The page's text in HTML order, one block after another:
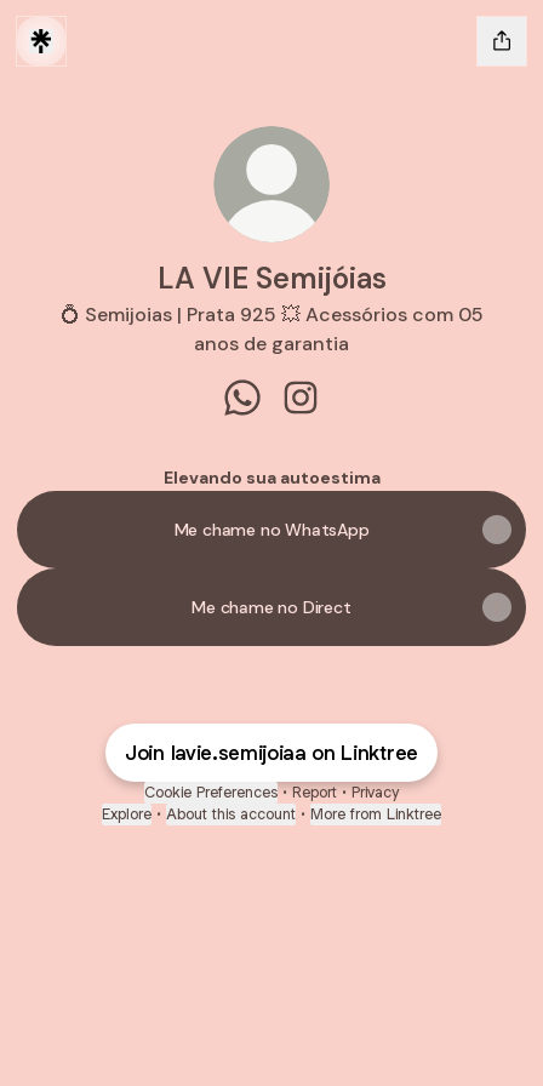
LA VIE Semijóias
💍 Semijoias | Prata 925 💥 Acessórios com 05
anos de garantia
Elevando sua autoestima
Me chame no WhatsApp
Me chame no Direct
Join lavie.semijoiaa on Linktree
Cookie Preferences • Report • Privacy
Explore • About this account • More from Linktree